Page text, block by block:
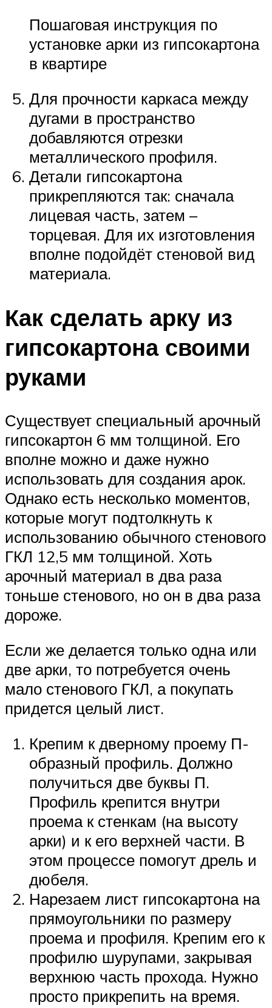
Пошаговая инструкция по
установке арки из гипсокартона
в квартире
Для прочности каркаса между
дугами в пространство
добавляются отрезки
металлического профиля.
Детали гипсокартона
прикрепляются так: сначала
лицевая часть, затем –
торцевая. Для их изготовления
вполне подойдёт стеновой вид
материала.
Как сделать арку из
гипсокартона своими
руками
Существует специальный арочный
гипсокартон 6 мм толщиной. Его
вполне можно и даже нужно
использовать для создания арок.
Однако есть несколько моментов,
которые могут подтолкнуть к
использованию обычного стенового
ГКЛ 12,5 мм толщиной. Хоть
арочный материал в два раза
тоньше стенового, но он в два раза
дороже.
Если же делается только одна или
две арки, то потребуется очень
мало стенового ГКЛ, а покупать
придется целый лист.
Крепим к дверному проему П-
образный профиль. Должно
получиться две буквы П.
Профиль крепится внутри
проема к стенкам (на высоту
арки) и к его верхней части. В
этом процессе помогут дрель и
дюбеля.
Нарезаем лист гипсокартона на
прямоугольники по размеру
проема и профиля. Крепим его к
профилю шурупами, закрывая
верхнюю часть прохода. Нужно
просто прикрепить на время.